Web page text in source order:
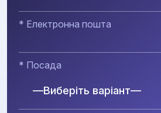
* Електронна пошта
* Посада
—Виберіть варіант—